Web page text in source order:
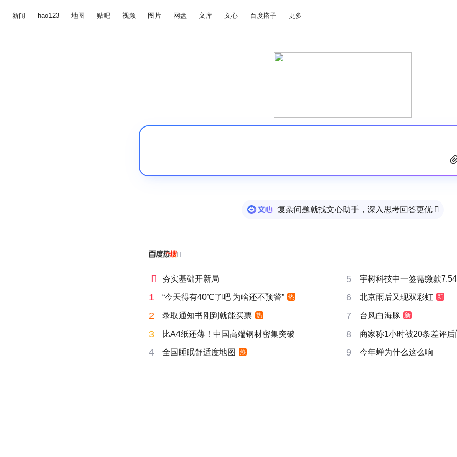
新闻 hao123 地图 贴吧 视频 图片 网盘 文库 文心 百度搭子 更多
复杂问题就找文心助手，深入思考回答更优 

 夯实基础开新局 5 宇树科技中一签需缴款
1 “今天得有40℃了吧 为啥还不预警” 热 6 北京雨后又现双彩虹 新
2 录取通知书刚到就能买票 热 7 台风白海豚 新
3 比A4纸还薄！中国高端钢材密集突破 8 商家称1小时被20条差评后
4 全国睡眠舒适度地图 热 9 今年蝉为什么这么响